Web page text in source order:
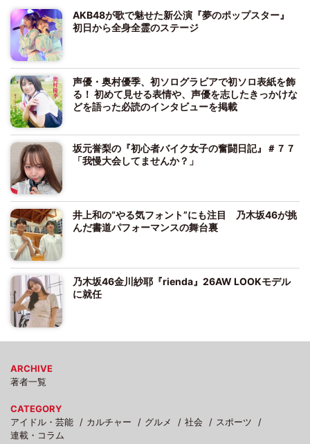
AKB48が歌で魅せた新公演『夢のポップスター』
初日から全身全霊のステージ
声優・奥村優季、初ソログラビアで初ソロ表紙を飾
る！ 初めて見せる表情や、声優を志したきっかけな
どを語った必読のインタビューを掲載
坂元誉梨の『初心者バイク女子の奮闘日記』＃７７
「我慢大会してませんか？」
井上和の“やる気フォント”にも注目 乃木坂46が挑
んだ書道パフォーマンスの舞台裏
乃木坂46金川紗耶『rienda』26AW LOOKモデル
に就任
ARCHIVE
著者一覧
CATEGORY
アイドル・芸能
カルチャー グルメ 社会
スポーツ
連載・コラム